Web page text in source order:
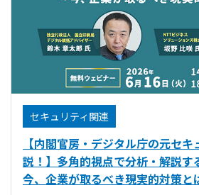
セキュリティ関連
【内閣官房・デジタル庁の元セ
説！】多角的視点で分析・解説す
今、企業が取るべき現実的対策と